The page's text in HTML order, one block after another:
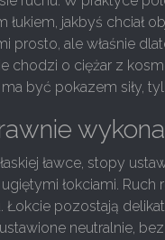
łukiem, jakbyś chciał
prosto, ale właśnie
chodzi o ciężar z
być pokazem siły,
ławce, stopy
łokciami.
Łokcie pozostają
neutralnie,